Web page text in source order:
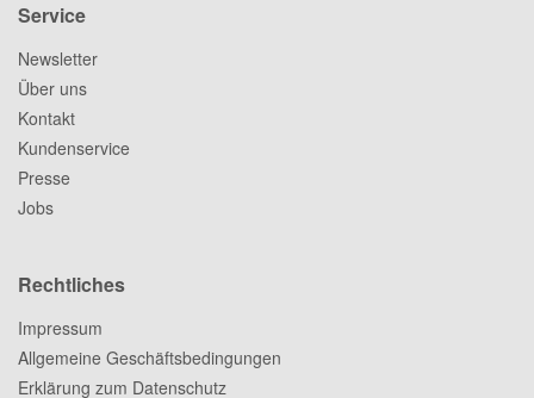
Service
Newsletter
Über uns
Kontakt
Kundenservice
Presse
Jobs
Rechtliches
Impressum
Allgemeine Geschäftsbedingungen
Erklärung zum Datenschutz